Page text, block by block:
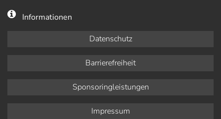
Informationen
Datenschutz
Barrierefreiheit
Sponsoringleistungen
Impressum